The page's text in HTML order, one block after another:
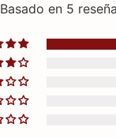
Basado en 5